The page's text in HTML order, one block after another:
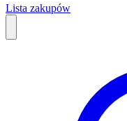
Lista zakupów